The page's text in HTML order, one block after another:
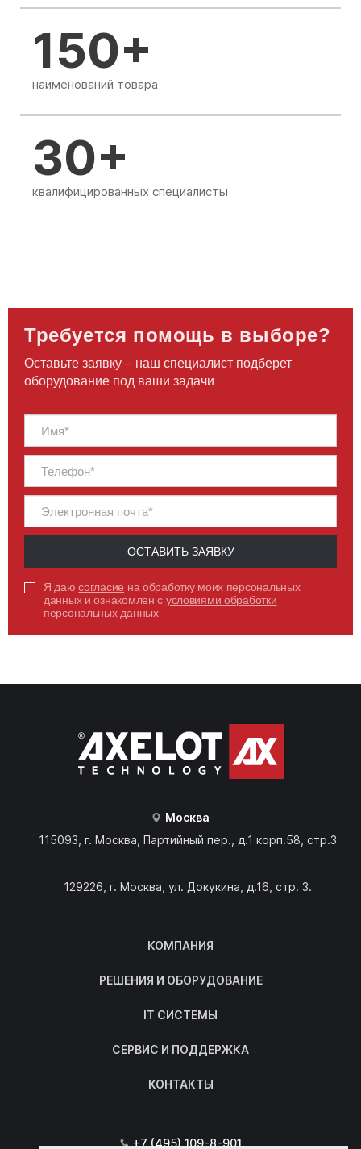
150+
наименований товара
30+
квалифицированных специалисты
Требуется помощь в выборе?
Оставьте заявку – наш специалист подберет
оборудование под ваши задачи
ОСТАВИТЬ ЗАЯВКУ
Я даюсогласие на обработку моих персональных
данных и ознакомлен с условиями обработки
персональных данных
Москва
115093, г. Москва, Партийный пер., д.1 корп.58, стр.3
129226, г. Москва, ул. Докукина, д.16, стр. 3.
КОМПАНИЯ
РЕШЕНИЯ И ОБОРУДОВАНИЕ
IT СИСТЕМЫ
СЕРВИС И ПОДДЕРЖКА
КОНТАКТЫ
+7 (495) 109-8-901